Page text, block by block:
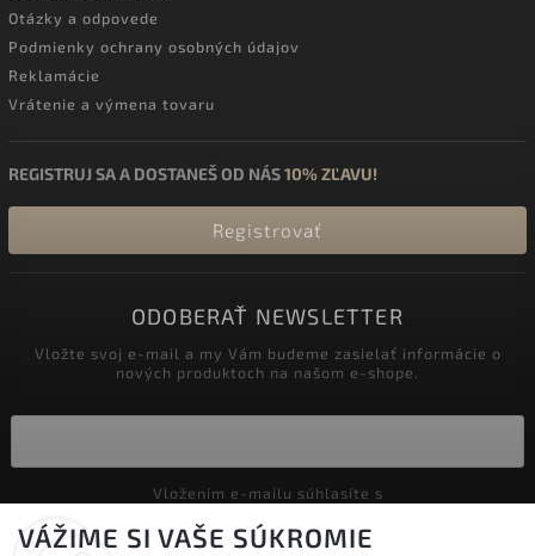
VÁŽIME SI VAŠE SÚKROMIE
Otázky a odpovede
Podmienky ochrany osobných údajov
Reklamácie
Vrátenie a výmena tovaru
REGISTRUJ SA A DOSTANEŠ OD NÁS10% ZĽAVU!
Registrovať
ODOBERAŤ NEWSLETTER
Vložte svoj e-mail a my Vám budeme zasielať informácie o
nových produktoch na našom e-shope.